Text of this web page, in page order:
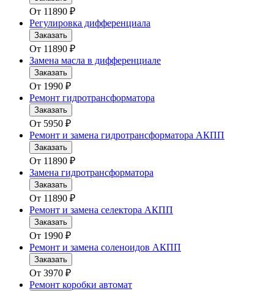
От 11890 ₽
Регулировка дифференциала
Заказать
От 11890 ₽
Замена масла в дифференциале
Заказать
От 1990 ₽
Ремонт гидротрансформатора
Заказать
От 5950 ₽
Ремонт и замена гидротрансформатора АКПП
Заказать
От 11890 ₽
Замена гидротрансформатора
Заказать
От 11890 ₽
Ремонт и замена селектора АКПП
Заказать
От 1990 ₽
Ремонт и замена соленоидов АКПП
Заказать
От 3970 ₽
Ремонт коробки автомат